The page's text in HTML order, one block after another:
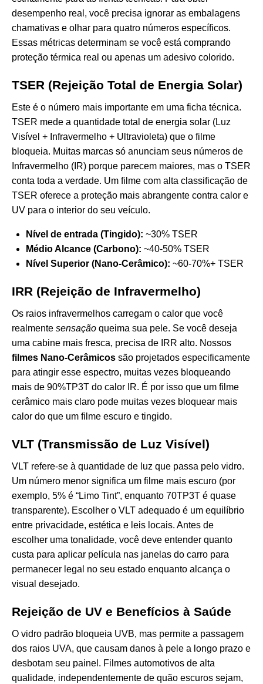
desempenho real, você precisa ignorar as embalagens
chamativas e olhar para quatro números específicos.
Essas métricas determinam se você está comprando
proteção térmica real ou apenas um adesivo colorido.
TSER (Rejeição Total de Energia Solar)
Este é o número mais importante em uma ficha técnica.
TSER mede a quantidade total de energia solar (Luz
Visível + Infravermelho + Ultravioleta) que o filme
bloqueia. Muitas marcas só anunciam seus números de
Infravermelho (IR) porque parecem maiores, mas o TSER
conta toda a verdade. Um filme com alta classificação de
TSER oferece a proteção mais abrangente contra calor e
UV para o interior do seu veículo.
Nível de entrada (Tingido): ~30% TSER
Médio Alcance (Carbono): ~40-50% TSER
Nível Superior (Nano-Cerâmico): ~60-70%+ TSER
IRR (Rejeição de Infravermelho)
Os raios infravermelhos carregam o calor que você
realmente sensação queima sua pele. Se você deseja
uma cabine mais fresca, precisa de IRR alto. Nossos
filmes Nano-Cerâmicos são projetados especificamente
para atingir esse espectro, muitas vezes bloqueando
mais de 90%TP3T do calor IR. É por isso que um filme
cerâmico mais claro pode muitas vezes bloquear mais
calor do que um filme escuro e tingido.
VLT (Transmissão de Luz Visível)
VLT refere-se à quantidade de luz que passa pelo vidro.
Um número menor significa um filme mais escuro (por
exemplo, 5% é “Limo Tint”, enquanto 70TP3T é quase
transparente). Escolher o VLT adequado é um equilíbrio
entre privacidade, estética e leis locais. Antes de
escolher uma tonalidade, você deve entender quanto
custa para aplicar película nas janelas do carro para
permanecer legal no seu estado enquanto alcança o
visual desejado.
Rejeição de UV e Benefícios à Saúde
O vidro padrão bloqueia UVB, mas permite a passagem
dos raios UVA, que causam danos à pele a longo prazo e
desbotam seu painel. Filmes automotivos de alta
qualidade, independentemente de quão escuros sejam,